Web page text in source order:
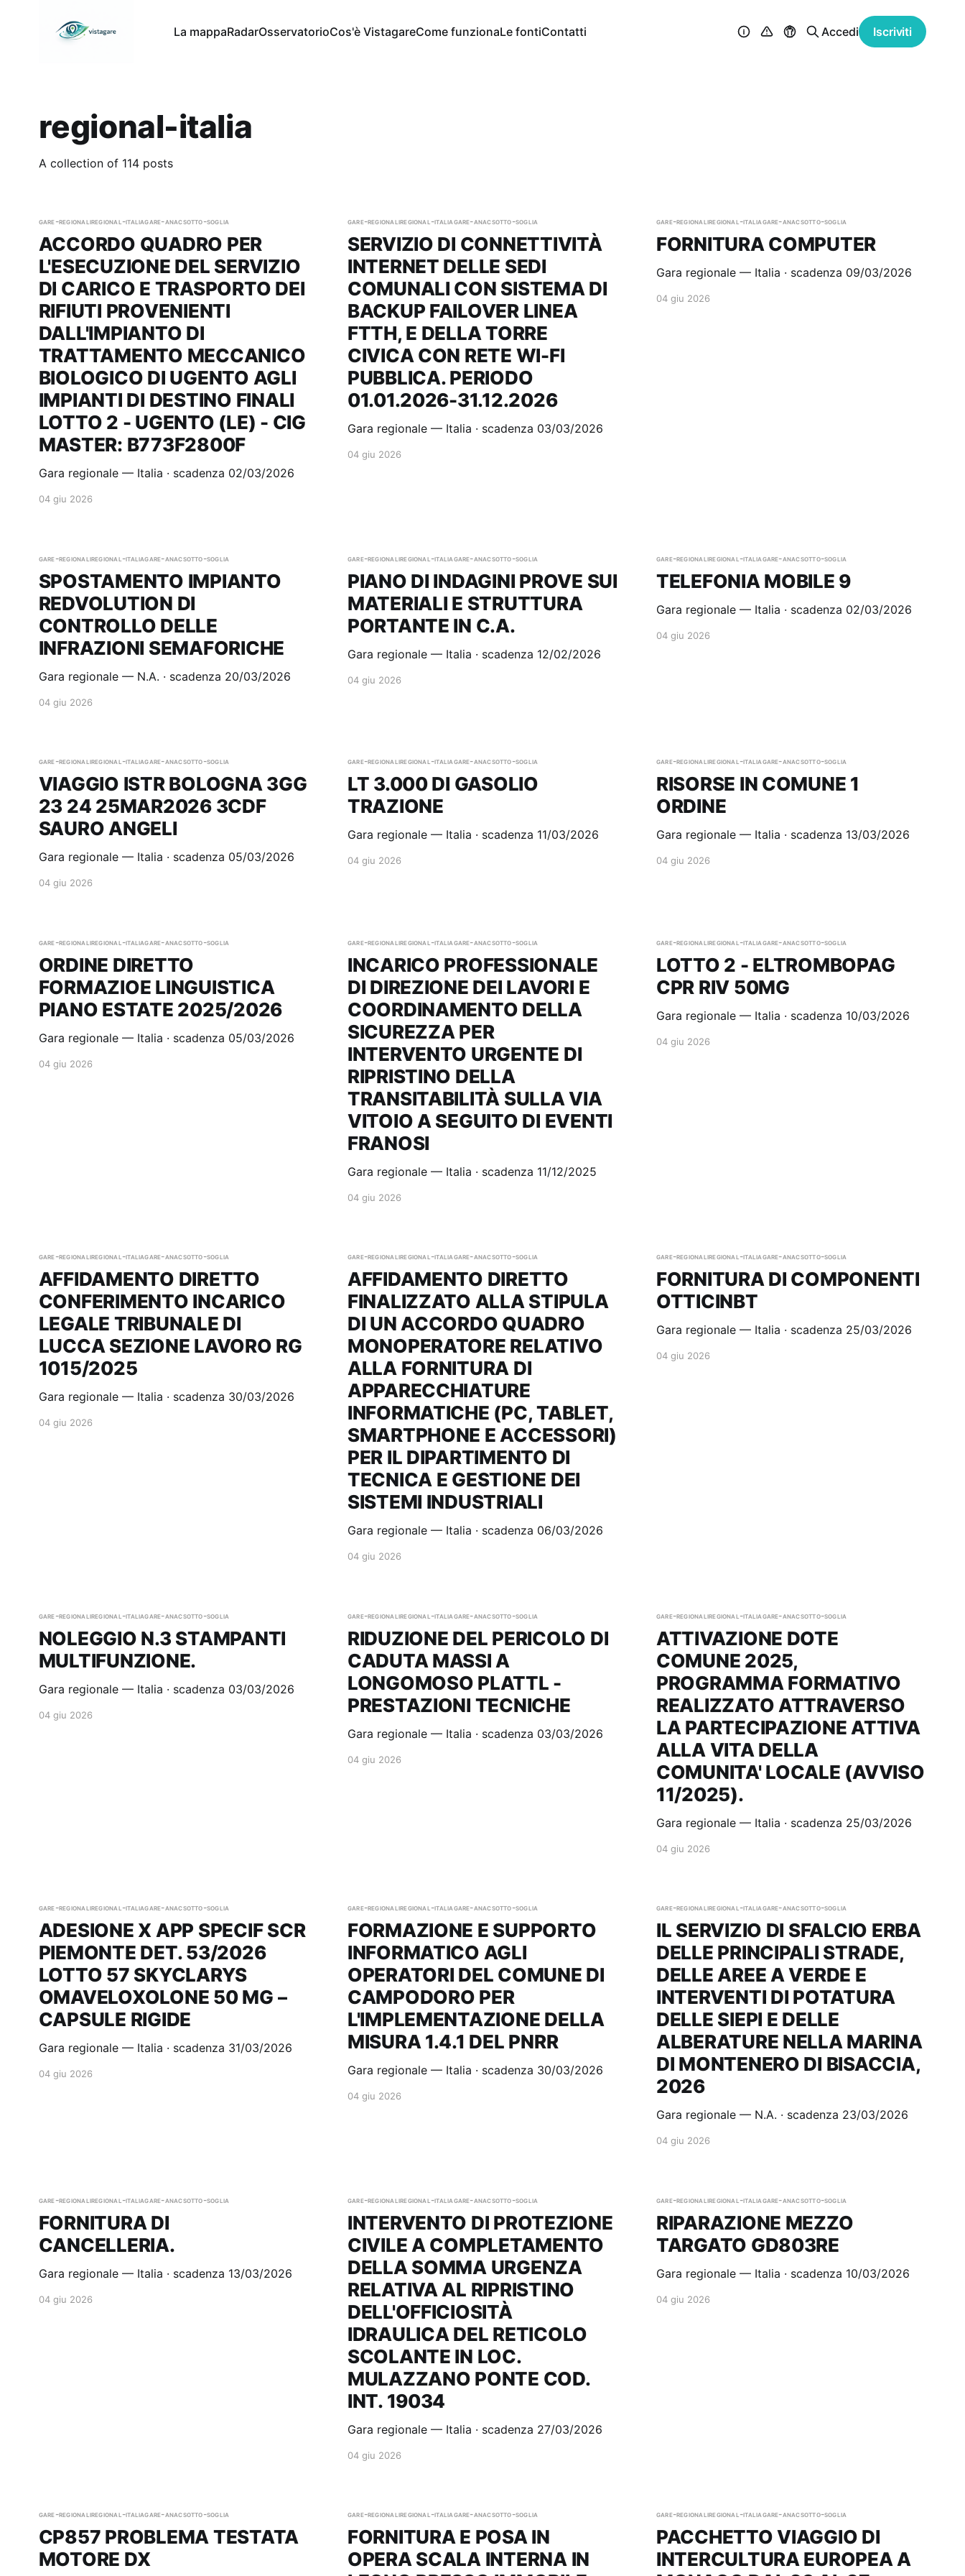
La mappaRadarOsservatorioCos'è VistagareCome funzionaLe fontiContatti Accedi Iscriviti
regional-italia
A collection of 114 posts
gare-regionaliregional-italiagare-anacsotto-soglia
ACCORDO QUADRO PER
L'ESECUZIONE DEL SERVIZIO
DI CARICO E TRASPORTO DEI
RIFIUTI PROVENIENTI
DALL'IMPIANTO DI
TRATTAMENTO MECCANICO
BIOLOGICO DI UGENTO AGLI
IMPIANTI DI DESTINO FINALI
LOTTO 2 - UGENTO (LE) - CIG
MASTER: B773F2800F
Gara regionale — Italia · scadenza 02/03/2026
04 giu 2026
gare-regionaliregional-italiagare-anacsotto-soglia
SERVIZIO DI CONNETTIVITÀ
INTERNET DELLE SEDI
COMUNALI CON SISTEMA DI
BACKUP FAILOVER LINEA
FTTH, E DELLA TORRE
CIVICA CON RETE WI-FI
PUBBLICA. PERIODO
01.01.2026-31.12.2026
Gara regionale — Italia · scadenza 03/03/2026
04 giu 2026
gare-regionaliregional-italiagare-anacsotto-soglia
FORNITURA COMPUTER
Gara regionale — Italia · scadenza 09/03/2026
04 giu 2026
gare-regionaliregional-italiagare-anacsotto-soglia
SPOSTAMENTO IMPIANTO
REDVOLUTION DI
CONTROLLO DELLE
INFRAZIONI SEMAFORICHE
Gara regionale — N.A. · scadenza 20/03/2026
04 giu 2026
gare-regionaliregional-italiagare-anacsotto-soglia
PIANO DI INDAGINI PROVE SUI
MATERIALI E STRUTTURA
PORTANTE IN C.A.
Gara regionale — Italia · scadenza 12/02/2026
04 giu 2026
gare-regionaliregional-italiagare-anacsotto-soglia
TELEFONIA MOBILE 9
Gara regionale — Italia · scadenza 02/03/2026
04 giu 2026
gare-regionaliregional-italiagare-anacsotto-soglia
VIAGGIO ISTR BOLOGNA 3GG
23 24 25MAR2026 3CDF
SAURO ANGELI
Gara regionale — Italia · scadenza 05/03/2026
04 giu 2026
gare-regionaliregional-italiagare-anacsotto-soglia
LT 3.000 DI GASOLIO
TRAZIONE
Gara regionale — Italia · scadenza 11/03/2026
04 giu 2026
gare-regionaliregional-italiagare-anacsotto-soglia
RISORSE IN COMUNE 1
ORDINE
Gara regionale — Italia · scadenza 13/03/2026
04 giu 2026
gare-regionaliregional-italiagare-anacsotto-soglia
ORDINE DIRETTO
FORMAZIOE LINGUISTICA
PIANO ESTATE 2025/2026
Gara regionale — Italia · scadenza 05/03/2026
04 giu 2026
gare-regionaliregional-italiagare-anacsotto-soglia
INCARICO PROFESSIONALE
DI DIREZIONE DEI LAVORI E
COORDINAMENTO DELLA
SICUREZZA PER
INTERVENTO URGENTE DI
RIPRISTINO DELLA
TRANSITABILITÀ SULLA VIA
VITOIO A SEGUITO DI EVENTI
FRANOSI
Gara regionale — Italia · scadenza 11/12/2025
04 giu 2026
gare-regionaliregional-italiagare-anacsotto-soglia
LOTTO 2 - ELTROMBOPAG
CPR RIV 50MG
Gara regionale — Italia · scadenza 10/03/2026
04 giu 2026
gare-regionaliregional-italiagare-anacsotto-soglia
AFFIDAMENTO DIRETTO
CONFERIMENTO INCARICO
LEGALE TRIBUNALE DI
LUCCA SEZIONE LAVORO RG
1015/2025
Gara regionale — Italia · scadenza 30/03/2026
04 giu 2026
gare-regionaliregional-italiagare-anacsotto-soglia
AFFIDAMENTO DIRETTO
FINALIZZATO ALLA STIPULA
DI UN ACCORDO QUADRO
MONOPERATORE RELATIVO
ALLA FORNITURA DI
APPARECCHIATURE
INFORMATICHE (PC, TABLET,
SMARTPHONE E ACCESSORI)
PER IL DIPARTIMENTO DI
TECNICA E GESTIONE DEI
SISTEMI INDUSTRIALI
Gara regionale — Italia · scadenza 06/03/2026
04 giu 2026
gare-regionaliregional-italiagare-anacsotto-soglia
FORNITURA DI COMPONENTI
OTTICINBT
Gara regionale — Italia · scadenza 25/03/2026
04 giu 2026
gare-regionaliregional-italiagare-anacsotto-soglia
NOLEGGIO N.3 STAMPANTI
MULTIFUNZIONE.
Gara regionale — Italia · scadenza 03/03/2026
04 giu 2026
gare-regionaliregional-italiagare-anacsotto-soglia
RIDUZIONE DEL PERICOLO DI
CADUTA MASSI A
LONGOMOSO PLATTL -
PRESTAZIONI TECNICHE
Gara regionale — Italia · scadenza 03/03/2026
04 giu 2026
gare-regionaliregional-italiagare-anacsotto-soglia
ATTIVAZIONE DOTE
COMUNE 2025,
PROGRAMMA FORMATIVO
REALIZZATO ATTRAVERSO
LA PARTECIPAZIONE ATTIVA
ALLA VITA DELLA
COMUNITA' LOCALE (AVVISO
11/2025).
Gara regionale — Italia · scadenza 25/03/2026
04 giu 2026
gare-regionaliregional-italiagare-anacsotto-soglia
ADESIONE X APP SPECIF SCR
PIEMONTE DET. 53/2026
LOTTO 57 SKYCLARYS
OMAVELOXOLONE 50 MG –
CAPSULE RIGIDE
Gara regionale — Italia · scadenza 31/03/2026
04 giu 2026
gare-regionaliregional-italiagare-anacsotto-soglia
FORMAZIONE E SUPPORTO
INFORMATICO AGLI
OPERATORI DEL COMUNE DI
CAMPODORO PER
L'IMPLEMENTAZIONE DELLA
MISURA 1.4.1 DEL PNRR
Gara regionale — Italia · scadenza 30/03/2026
04 giu 2026
gare-regionaliregional-italiagare-anacsotto-soglia
IL SERVIZIO DI SFALCIO ERBA
DELLE PRINCIPALI STRADE,
DELLE AREE A VERDE E
INTERVENTI DI POTATURA
DELLE SIEPI E DELLE
ALBERATURE NELLA MARINA
DI MONTENERO DI BISACCIA,
2026
Gara regionale — N.A. · scadenza 23/03/2026
04 giu 2026
gare-regionaliregional-italiagare-anacsotto-soglia
FORNITURA DI
CANCELLERIA.
Gara regionale — Italia · scadenza 13/03/2026
04 giu 2026
gare-regionaliregional-italiagare-anacsotto-soglia
INTERVENTO DI PROTEZIONE
CIVILE A COMPLETAMENTO
DELLA SOMMA URGENZA
RELATIVA AL RIPRISTINO
DELL'OFFICIOSITÀ
IDRAULICA DEL RETICOLO
SCOLANTE IN LOC.
MULAZZANO PONTE COD.
INT. 19034
Gara regionale — Italia · scadenza 27/03/2026
04 giu 2026
gare-regionaliregional-italiagare-anacsotto-soglia
RIPARAZIONE MEZZO
TARGATO GD803RE
Gara regionale — Italia · scadenza 10/03/2026
04 giu 2026
gare-regionaliregional-italiagare-anacsotto-soglia
CP857 PROBLEMA TESTATA
MOTORE DX
gare-regionaliregional-italiagare-anacsotto-soglia
FORNITURA E POSA IN
OPERA SCALA INTERNA IN
gare-regionaliregional-italiagare-anacsotto-soglia
PACCHETTO VIAGGIO DI
INTERCULTURA EUROPEA A